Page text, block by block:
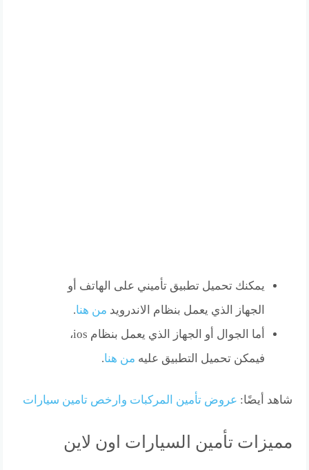
يمكنك تحميل تطبيق تأميني على الهاتف أو
الجهاز الذي يعمل بنظام الاندرويد من هنا.
أما الجوال أو الجهاز الذي يعمل بنظام ios،
فيمكن تحميل التطبيق عليه من هنا.
شاهد أيضًا: عروض تأمين المركبات وارخص تامين سيارات
مميزات تأمين السيارات اون لاين